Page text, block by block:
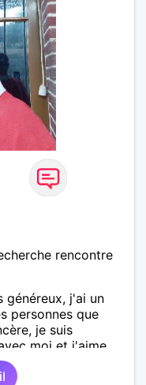
rencontre
généreux, j'ai un
personnes que
je suis
moi et j'aime
relation